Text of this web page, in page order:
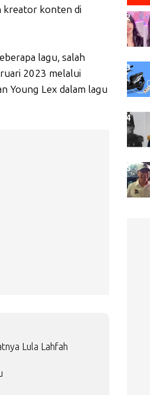
kreator konten di
lagu, salah
2023 melalui
Young Lex dalam lagu
Lula Lahfah